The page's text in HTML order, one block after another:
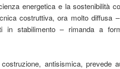
energetica e la sostenibilità
costruttiva, ora molto diffusa
in stabilimento – rimanda a
antisismica, prevede